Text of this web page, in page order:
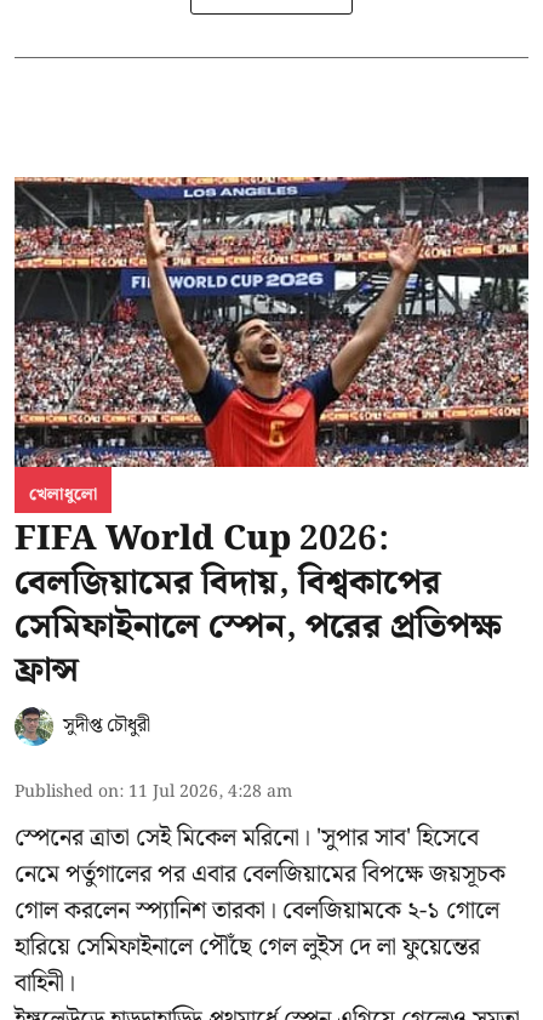
খেলাধুলো
FIFA World Cup 2026:
বেলজিয়ামের বিদায়, বিশ্বকাপের
সেমিফাইনালে স্পেন, পরের প্রতিপক্ষ
ফ্রান্স
সুদীপ্ত চৌধুরী
Published on: 11 Jul 2026, 4:28 am
স্পেনের ত্রাতা সেই মিকেল মরিনো। 'সুপার সাব' হিসেবে
নেমে পর্তুগালের পর এবার বেলজিয়ামের বিপক্ষে জয়সূচক
গোল করলেন স্প্যানিশ তারকা। বেলজিয়ামকে ২-১ গোলে
হারিয়ে সেমিফাইনালে পৌঁছে গেল লুইস দে লা ফুয়েন্তের
বাহিনী।